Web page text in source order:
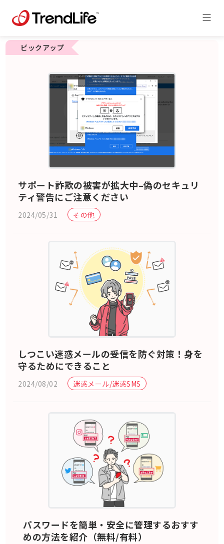
ピックアップ
サポート詐欺の被害が拡大中–偽のセキュリ
ティ警告にご注意ください
2024/05/31 その他
しつこい迷惑メールの受信を防ぐ対策！身を
守るためにできること
2024/08/02 迷惑メール/迷惑SMS
パスワードを簡単・安全に管理するおすす
めの方法を紹介（無料/有料）